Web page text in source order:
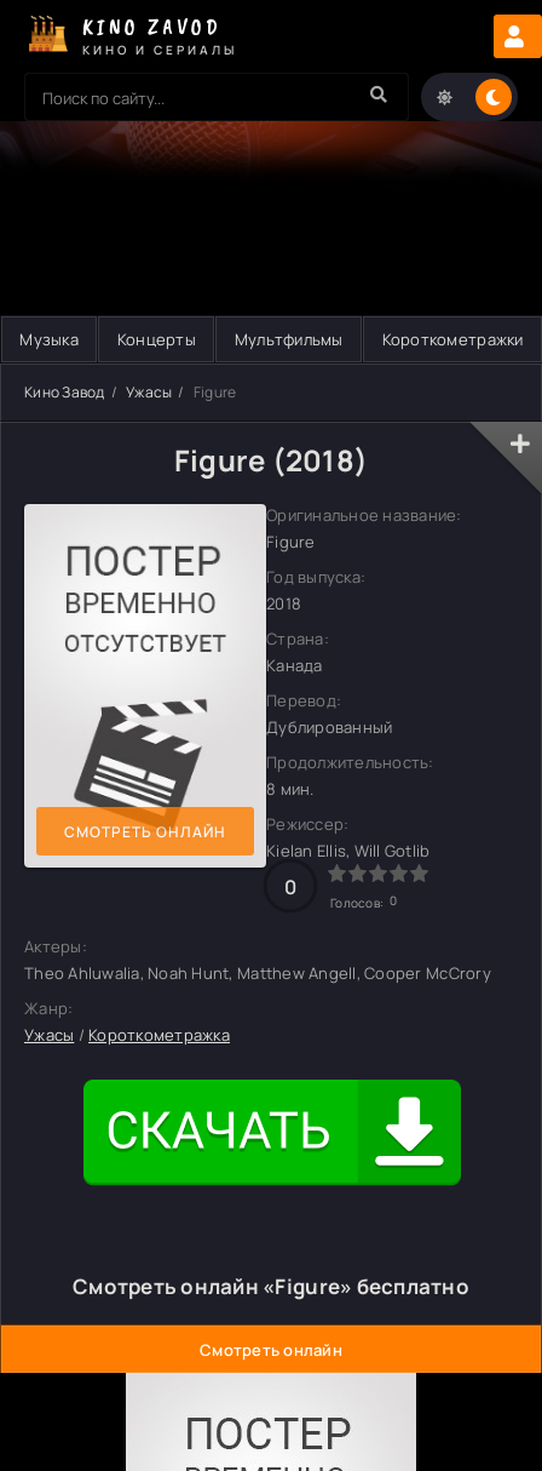
KINO ZAVOD
КИНО И СЕРИАЛЫ
Музыка Концерты Мультфильмы Короткометражки
Кино Завод Ужасы Figure
Figure (2018)
СМОТРЕТЬ ОНЛАЙН
Оригинальное название:
Figure
Год выпуска:
2018
Страна:
Канада
Перевод:
Дублированный
Продолжительность:
8 мин.
Режиссер:
Kielan Ellis, Will Gotlib
0
Голосов: 0
Актеры:
Theo Ahluwalia, Noah Hunt, Matthew Angell, Cooper McCrory
Жанр:
Ужасы / Короткометражка
Смотреть онлайн «Figure» бесплатно
Смотреть онлайн